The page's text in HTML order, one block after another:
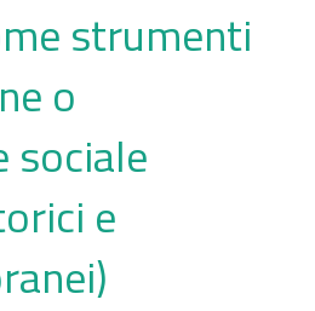
strumenti
o
sociale
e